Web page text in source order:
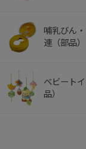
哺乳びん
連（部品）
ベビート
品）